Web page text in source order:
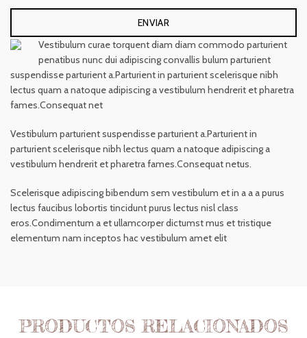
Vestibulum curae torquent diam diam commodo parturient
penatibus nunc dui adipiscing convallis bulum parturient
suspendisse parturient a.Parturient in parturient scelerisque nibh
lectus quam a natoque adipiscing a vestibulum hendrerit et pharetra
fames.Consequat net
Vestibulum parturient suspendisse parturient a.Parturient in
parturient scelerisque nibh lectus quam a natoque adipiscing a
vestibulum hendrerit et pharetra fames.Consequat netus.
Scelerisque adipiscing bibendum sem vestibulum et in a a a purus
lectus faucibus lobortis tincidunt purus lectus nisl class
eros.Condimentum a et ullamcorper dictumst mus et tristique
elementum nam inceptos hac vestibulum amet elit
PRODUCTOS RELACIONADOS